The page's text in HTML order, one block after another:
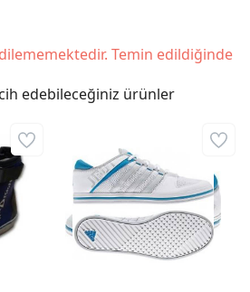
Temin edildiğinde
edebileceğiniz ürünler